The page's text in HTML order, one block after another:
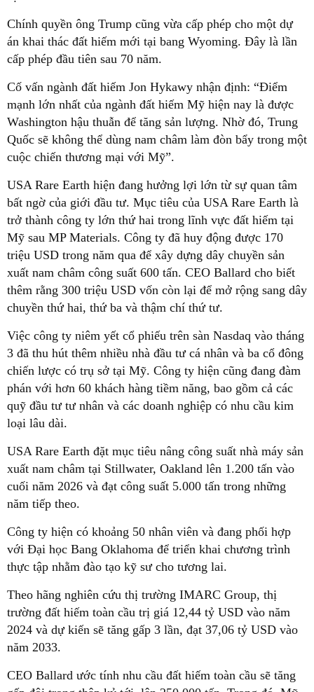
Chính quyền ông Trump cũng vừa cấp phép cho một dự
án khai thác đất hiếm mới tại bang Wyoming. Đây là lần
cấp phép đầu tiên sau 70 năm.
Cố vấn ngành đất hiếm Jon Hykawy nhận định: “Điểm
mạnh lớn nhất của ngành đất hiếm Mỹ hiện nay là được
Washington hậu thuẫn để tăng sản lượng. Nhờ đó, Trung
Quốc sẽ không thể dùng nam châm làm đòn bẩy trong một
cuộc chiến thương mại với Mỹ”.
USA Rare Earth hiện đang hưởng lợi lớn từ sự quan tâm
bất ngờ của giới đầu tư. Mục tiêu của USA Rare Earth là
trở thành công ty lớn thứ hai trong lĩnh vực đất hiếm tại
Mỹ sau MP Materials. Công ty đã huy động được 170
triệu USD trong năm qua để xây dựng dây chuyền sản
xuất nam châm công suất 600 tấn. CEO Ballard cho biết
thêm rằng 300 triệu USD vốn còn lại để mở rộng sang dây
chuyền thứ hai, thứ ba và thậm chí thứ tư.
Việc công ty niêm yết cổ phiếu trên sàn Nasdaq vào tháng
3 đã thu hút thêm nhiều nhà đầu tư cá nhân và ba cổ đông
chiến lược có trụ sở tại Mỹ. Công ty hiện cũng đang đàm
phán với hơn 60 khách hàng tiềm năng, bao gồm cả các
quỹ đầu tư tư nhân và các doanh nghiệp có nhu cầu kim
loại lâu dài.
USA Rare Earth đặt mục tiêu nâng công suất nhà máy sản
xuất nam châm tại Stillwater, Oakland lên 1.200 tấn vào
cuối năm 2026 và đạt công suất 5.000 tấn trong những
năm tiếp theo.
Công ty hiện có khoảng 50 nhân viên và đang phối hợp
với Đại học Bang Oklahoma để triển khai chương trình
thực tập nhằm đào tạo kỹ sư cho tương lai.
Theo hãng nghiên cứu thị trường IMARC Group, thị
trường đất hiếm toàn cầu trị giá 12,44 tỷ USD vào năm
2024 và dự kiến sẽ tăng gấp 3 lần, đạt 37,06 tỷ USD vào
năm 2033.
CEO Ballard ước tính nhu cầu đất hiếm toàn cầu sẽ tăng